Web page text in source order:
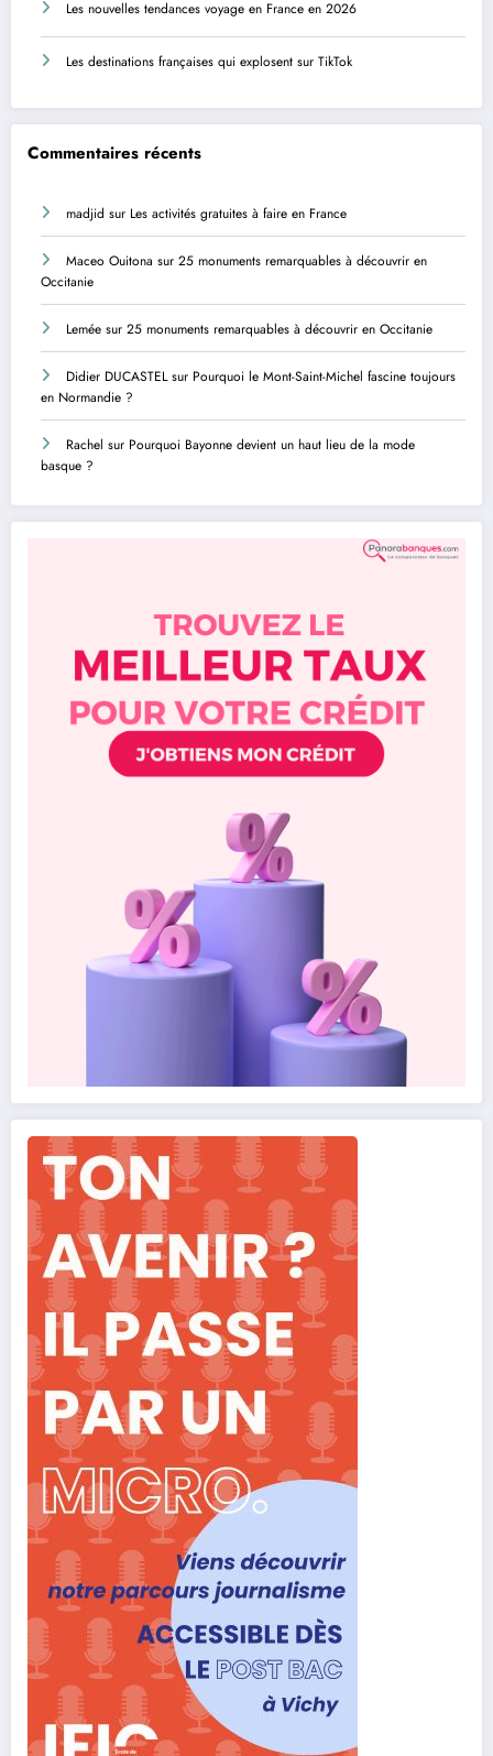
Les nouvelles tendances voyage en France en 2026
Les destinations françaises qui explosent sur TikTok
Commentaires récents
madjid sur Les activités gratuites à faire en France
Maceo Ouitona sur 25 monuments remarquables à découvrir en
Occitanie
Lemée sur 25 monuments remarquables à découvrir en Occitanie
Didier DUCASTELsur Pourquoi le Mont-Saint-Michel fascine toujours
en Normandie ?
Rachel sur Pourquoi Bayonne devient un haut lieu de la mode
basque ?